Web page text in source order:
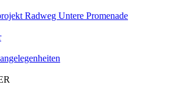
Radweg Untere Promenade